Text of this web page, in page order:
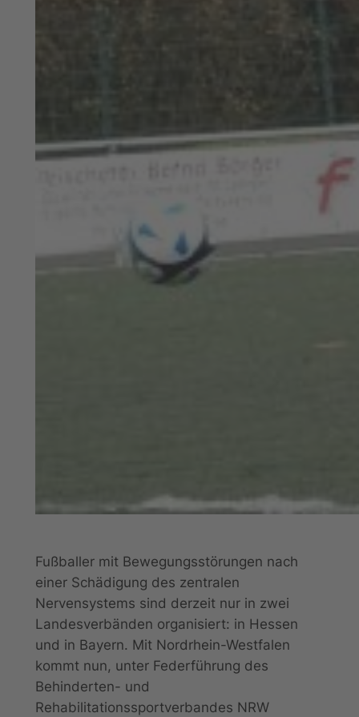
Fußballer mit Bewegungsstörungen nach
einer Schädigung des zentralen
Nervensystems sind derzeit nur in zwei
Landesverbänden organisiert: in Hessen
und in Bayern. Mit Nordrhein-Westfalen
kommt nun, unter Federführung des
Behinderten- und
Rehabilitationssportverbandes NRW